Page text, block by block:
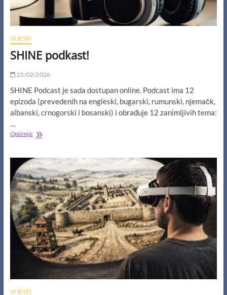
VIJESTI
SHINE podkast!
25/02/2026
SHINE Podcast je sada dostupan online. Podcast ima 12
epizoda (prevedenih na engleski, bugarski, rumunski, njemačk,
albanski, crnogorski i bosanski) i obrađuje 12 zanimljivih tema:
…
OpširnijeSHINE
VIJESTI